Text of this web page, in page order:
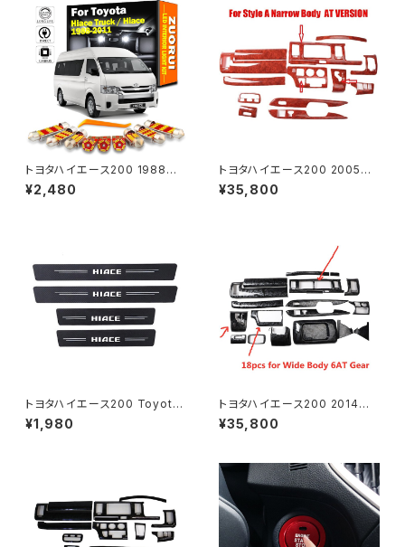
トヨタハイエース200 1988～2
010 2011 LED車の電球 車内照
明キット トヨタハイエース トラッ
¥2,480
トヨタハイエース200 2005～2
013 右ハンドル用 インサイドパ
ネル 木目調 茶 センターコンソ
¥35,800
トヨタハイエース200 Toyota
hiace 200 4敷居4本の車プロ
テクターステッカー 2016 2017
¥1,980
トヨタハイエース200 2014～2
018 右ハンドル用 インサイドパ
ネル 木目調センターコンソール
¥35,800